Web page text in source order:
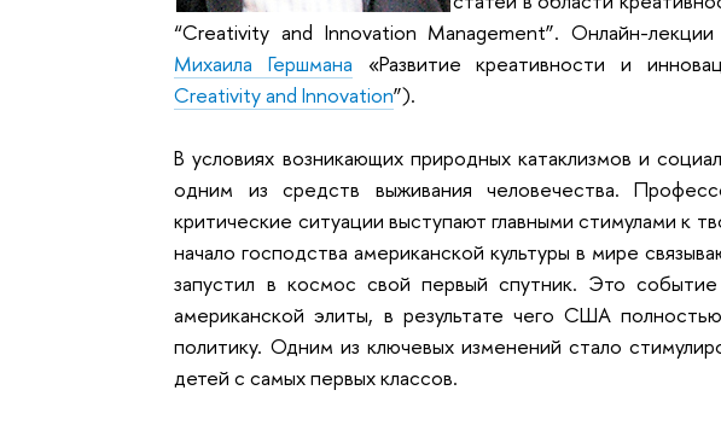
“Creativity and Innovation Management”. Онлайн-
Михаила Гершмана «Развитие креативности и
Creativity and Innovation”).
В условиях возникающих природных катаклизмов и
одним из средств выживания человечества.
критические ситуации выступают главными стимулами к
начало господства американской культуры в мире
запустил в космос свой первый спутник. Это
американской элиты, в результате чего США
политику. Одним из ключевых изменений стало
детей с самых первых классов.